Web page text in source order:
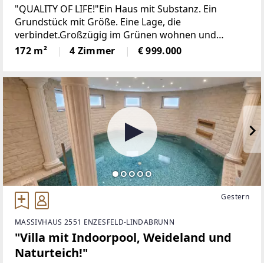
"QUALITY OF LIFE!"Ein Haus mit Substanz. Ein
Grundstück mit Größe. Eine Lage, die
verbindet.Großzügig im Grünen wohnen und
dennoch hervorragend mit Wien verbunden sein –
diese besondere Liegenschaft in Achau vereint
172 m² 4 Zimmer € 999.000
Gestern
MASSIVHAUS 2551 ENZESFELD-LINDABRUNN
"Villa mit Indoorpool, Weideland und
Naturteich!"